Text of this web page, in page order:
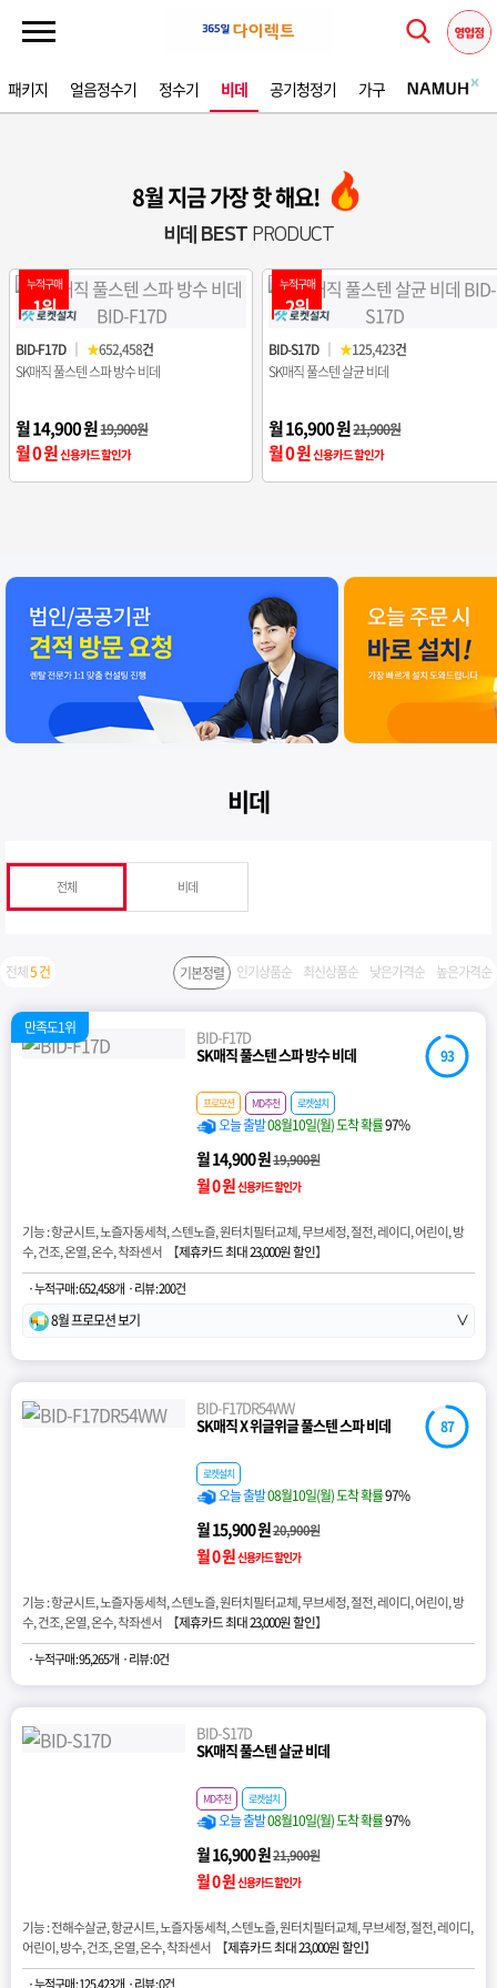
패키지 얼음정수기 정수기 비데 공기청정기 가구
8월 지금 가장 핫 해요!
비데 BEST PRODUCT
누적구매
1위
BID-F17D ★652,458건
SK매직 풀스텐 스파 방수 비데
월 14,900 원19,900원
월 0 원신용카드 할인가
누적구매
2위
BID-S17D ★125,423건
SK매직 풀스텐 살균 비데
월 16,900 원21,900원
월 0 원신용카드 할인가
비데
전체 비데
전체5 건 기본정렬 인기상품순 최신상품순 낮은가격순 높은가격순
만족도1위
93
BID-F17D
SK매직 풀스텐 스파 방수 비데
프로모션 MD추천 로켓설치
오늘 출발08월10일(월) 도착 확률97%
월 14,900 원19,900원
월 0 원신용카드 할인가
기능 : 항균시트, 노즐자동세척, 스텐노즐, 원터치필터교체, 무브세정, 절전, 레이디, 어린이, 방
수, 건조, 온열, 온수, 착좌센서 【제휴카드 최대 23,000원 할인】
· 누적구매 : 652,458개 · 리뷰 : 200건
8월 프로모션 보기 ∨
87
BID-F17DR54WW
SK매직 X 위글위글 풀스텐 스파 비데
로켓설치
오늘 출발08월10일(월) 도착 확률97%
월 15,900 원20,900원
월 0 원신용카드 할인가
기능 : 항균시트, 노즐자동세척, 스텐노즐, 원터치필터교체, 무브세정, 절전, 레이디, 어린이, 방
수, 건조, 온열, 온수, 착좌센서 【제휴카드 최대 23,000원 할인】
· 누적구매 : 95,265개 · 리뷰 : 0건
BID-S17D
SK매직 풀스텐 살균 비데
MD추천 로켓설치
오늘 출발08월10일(월) 도착 확률97%
월 16,900 원21,900원
월 0 원신용카드 할인가
기능 : 전해수살균, 항균시트, 노즐자동세척, 스텐노즐, 원터치필터교체, 무브세정, 절전, 레이디,
어린이, 방수, 건조, 온열, 온수, 착좌센서 【제휴카드 최대 23,000원 할인】
· 누적구매 : 125,423개 · 리뷰 : 0건